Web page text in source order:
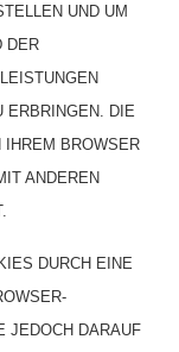
UND UM
DER
ERBRINGEN. DIE
IHREM BROWSER
ANDEREN
DURCH EINE
JEDOCH DARAUF